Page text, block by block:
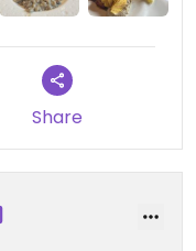
Share